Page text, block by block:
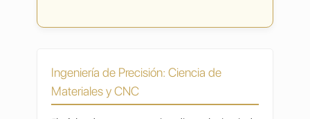
Ingeniería de Precisión: Ciencia de
Materiales y CNC